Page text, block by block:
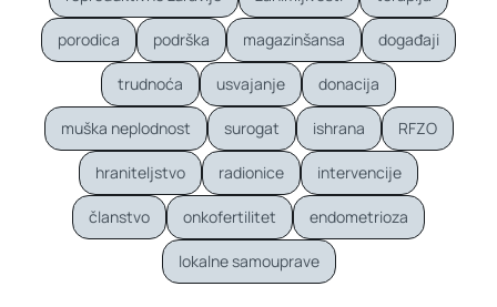
porodica podrška magazinšansa događaji
trudnoća usvajanje donacija
muška neplodnost surogat ishrana RFZO
hraniteljstvo radionice intervencije
članstvo onkofertilitet endometrioza
lokalne samouprave